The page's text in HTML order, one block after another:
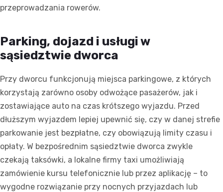
przeprowadzania rowerów.
Parking, dojazd i usługi w
sąsiedztwie dworca
Przy dworcu funkcjonują miejsca parkingowe, z których
korzystają zarówno osoby odwożące pasażerów, jak i
zostawiające auto na czas krótszego wyjazdu. Przed
dłuższym wyjazdem lepiej upewnić się, czy w danej strefie
parkowanie jest bezpłatne, czy obowiązują limity czasu i
opłaty. W bezpośrednim sąsiedztwie dworca zwykle
czekają taksówki, a lokalne firmy taxi umożliwiają
zamówienie kursu telefonicznie lub przez aplikację – to
wygodne rozwiązanie przy nocnych przyjazdach lub